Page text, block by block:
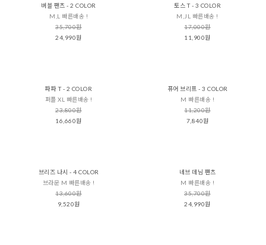
버블 팬츠 - 2 COLOR
M,L 빠른배송 !
35,700원
24,990원
토스 T - 3 COLOR
M,JL 빠른배송 !
17,000원
11,900원
파파 T - 2 COLOR
퍼플 XL 빠른배송 !
23,800원
16,660원
퓨어 브리프 - 3 COLOR
M 빠른배송 !
11,200원
7,840원
브리즈 나시 - 4 COLOR
브라운 M 빠른배송 !
13,600원
9,520원
네브 데님 팬츠
M 빠른배송 !
35,700원
24,990원